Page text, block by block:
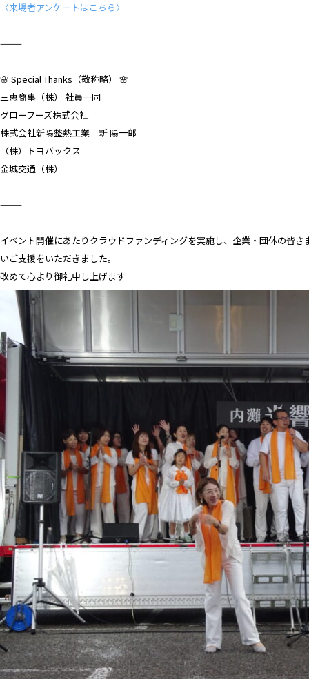
〈来場者アンケートはこちら〉
⸻
🌸 Special Thanks（敬称略） 🌸
三恵商事（株） 社員一同
グローフーズ株式会社
株式会社新陽整熱工業 新 陽一郎
（株）トヨバックス
金城交通（株）
⸻
イベント開催にあたりクラウドファンディングを実施し、企業・団体の皆
いご支援をいただきました。
改めて心より御礼申し上げます